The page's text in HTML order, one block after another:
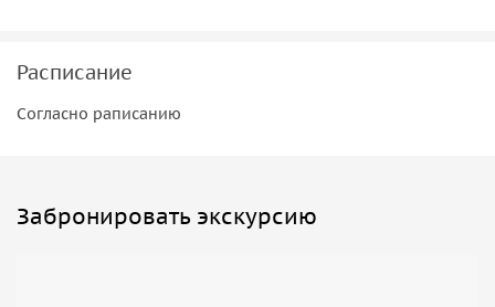
Расписание
Согласно раписанию
Забронировать экскурсию